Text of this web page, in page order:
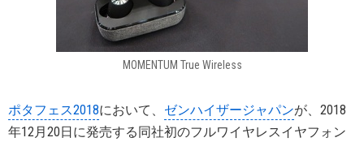
MOMENTUM True Wireless
ポタフェス2018において、 ゼンハイザージャパンが、2018
年12月20日に発売する同社初のフルワイヤレスイヤフォン